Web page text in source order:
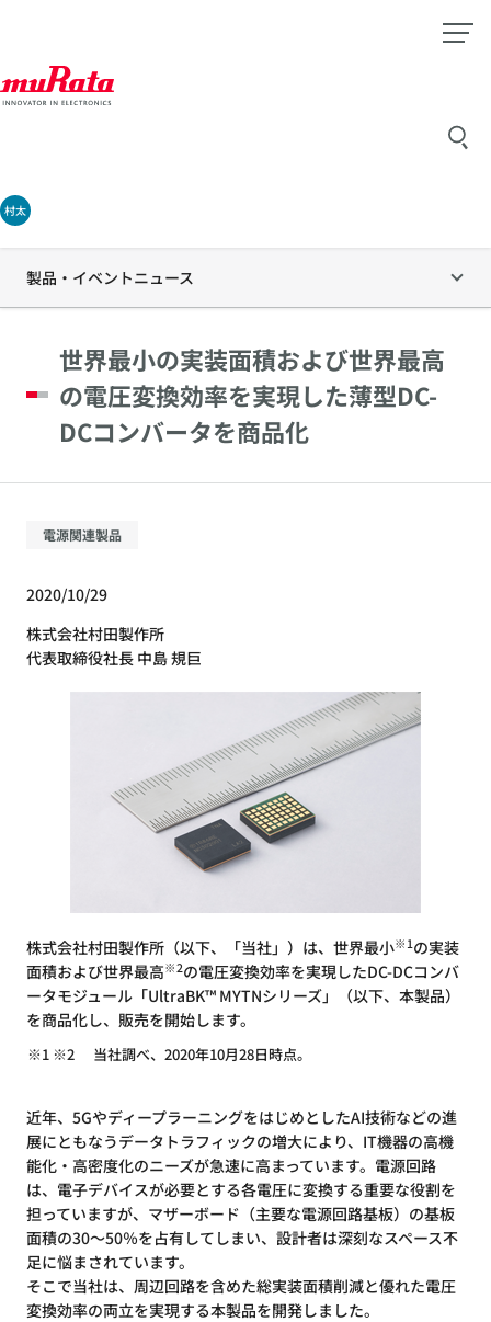
村太
製品・イベントニュース
世界最小の実装面積および世界最高
の電圧変換効率を実現した薄型DC-
DCコンバータを商品化
電源関連製品
2020/10/29
株式会社村田製作所
代表取締役社長 中島 規巨
株式会社村田製作所（以下、「当社」）は、世界最小※1 の実装
面積および世界最高※2の電圧変換効率を実現したDC-DCコンバ
ータモジュール「UltraBK™ MYTNシリーズ」（以下、本製品）
を商品化し、販売を開始します。
※1 ※2 当社調べ、2020年10月28日時点。
近年、5GやディープラーニングをはじめとしたAI技術などの進
展にともなうデータトラフィックの増大により、IT機器の高機
能化・高密度化のニーズが急速に高まっています。電源回路
は、電子デバイスが必要とする各電圧に変換する重要な役割を
担っていますが、マザーボード（主要な電源回路基板）の基板
面積の30～50％を占有してしまい、設計者は深刻なスペース不
足に悩まされています。
そこで当社は、周辺回路を含めた総実装面積削減と優れた電圧
変換効率の両立を実現する本製品を開発しました。